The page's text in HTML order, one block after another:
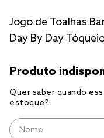
Jogo de Toalhas
Day By Day
travesseiro
solteiro king
cobre leito
jogo cama casal